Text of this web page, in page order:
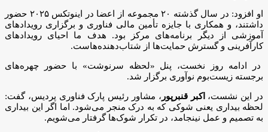
او افزود: در سال گذشته ۲۰ مجموعه از اعضا در اینوتکس ۲۰۲۵ حضور
داشتند، و همکاری با جایزه تأمین مالی فناوری و برگزاری رویدادهای
آموزشی از دیگر برنامه‌های مرکز بود. هدف ما احیای رویدادهای
کارآفرینی و گسترش حمایت‌ها از شتاب‌دهنده‌هاست.
در ادامه روز نخست، پنل «لحظه سرنوشت» با حضور چهره‌های
برجسته زیست‌بوم نوآوری برگزار شد.
در این نشست، اکبر قنبرپور ، مشاور رئیس پارک فناوری پردیس، گفت:
لحظه بیداری یعنی شوکی که به درک منجر می‌شود. اما اگر این بیداری
به تصمیم و عمل نینجامد، در تکرار شوک‌ها گرفتار می‌شویم.